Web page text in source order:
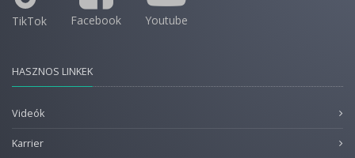
TikTok Facebook Youtube
HASZNOS LINKEK
Videók
Karrier